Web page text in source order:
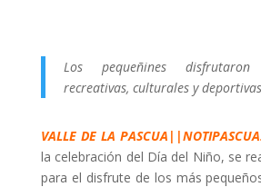
Los pequeñines
recreativas, culturales y deportivas
VALLE DE LA
la celebración del Día del Niño, se
para el disfrute de los más